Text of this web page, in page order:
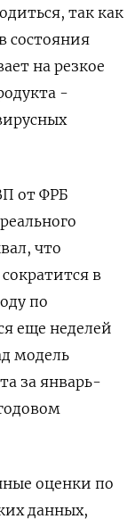
так как
состояния
на резкое
-
от ФРБ
что
в
по
еще неделей
модель
за январь-
оценки по
данных,